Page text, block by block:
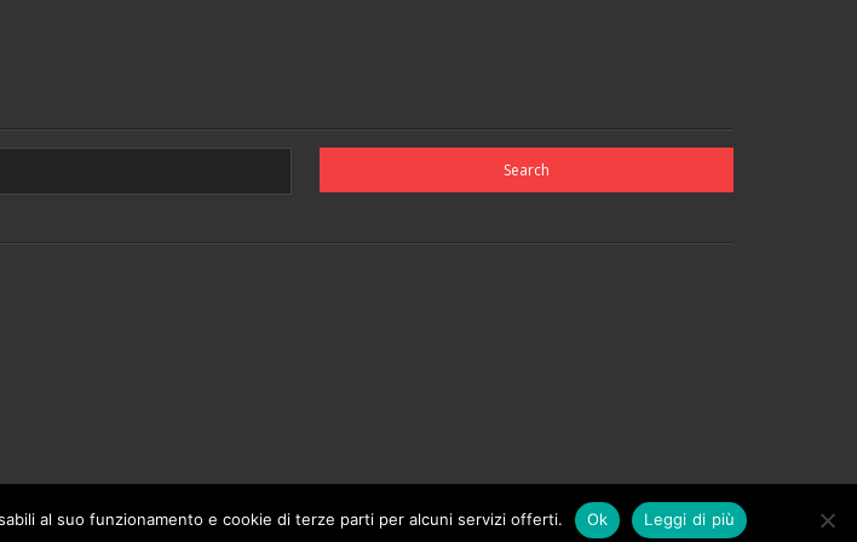
Ltd. Powered byWordPress.
al suo funzionamento e cookie di terze parti per alcuni servizi offerti. Ok Leggi di più